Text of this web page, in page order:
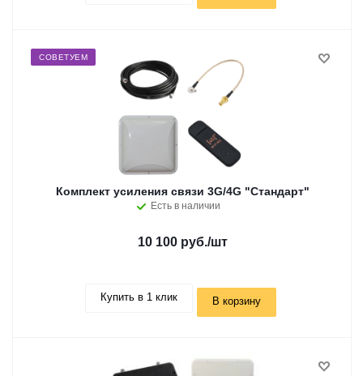
СОВЕТУЕМ
Комплект усиления связи 3G/4G "Стандарт"
Есть в наличии
10 100 руб./шт
Купить в 1 клик В корзину